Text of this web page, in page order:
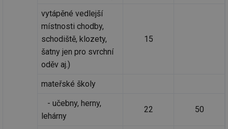
vytápěné vedlejší
místnosti chodby,
schodiště, klozety,
šatny jen pro svrchní
oděv aj.)
15
mateřské školy
- učebny, herny,
lehárny
22 50